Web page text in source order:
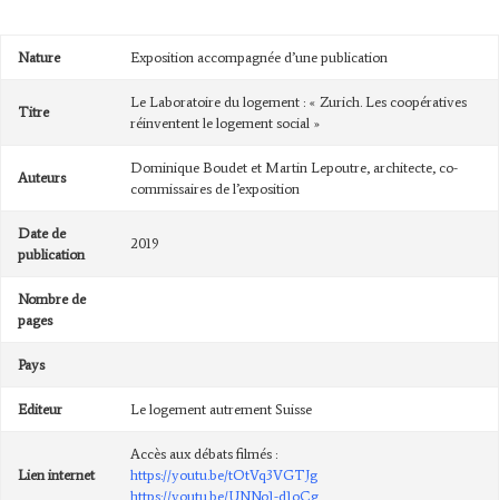
Nature Exposition accompagnée d’une publication
Titre
Le Laboratoire du logement : « Zurich. Les coopératives
réinventent le logement social »
Auteurs
Dominique Boudet et Martin Lepoutre, architecte, co-
commissaires de l’exposition
Date de
publication
2019
Nombre de
pages
Pays
Editeur Le logement autrement Suisse
Lien internet
Accès aux débats filmés :
https://youtu.be/tOtVq3VGTJg
https://youtu.be/UNNo1-d1oCg